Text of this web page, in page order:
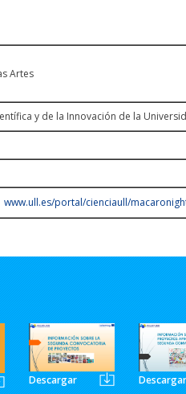
Artes
y de la Innovación de la
portal/cienciaull/
Descargar Descargar